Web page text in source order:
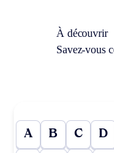
À découvrir
Savez-vous
A B C D